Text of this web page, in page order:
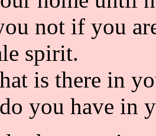
not if you
spirit.
is there in
you have in